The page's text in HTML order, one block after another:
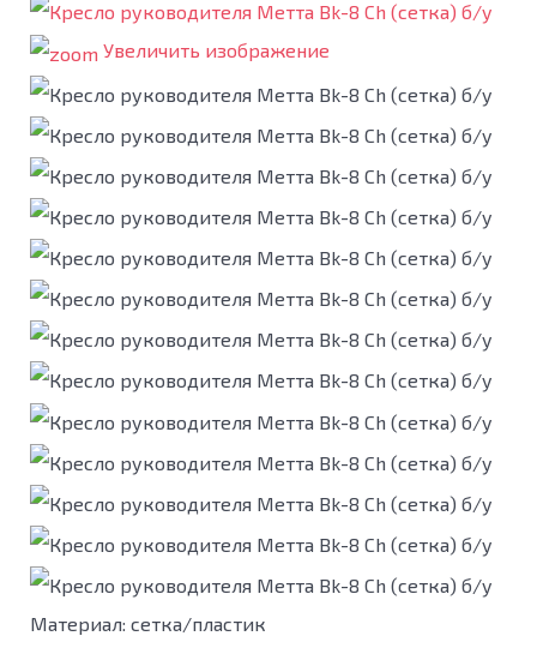
Увеличить изображение
Материал: сетка/пластик